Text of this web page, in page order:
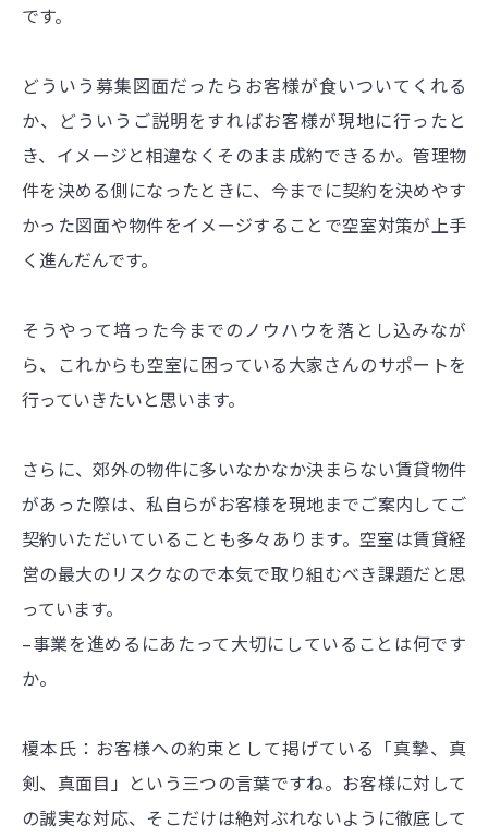
です。
どういう募集図面だったらお客様が食いついてくれる
か、どういうご説明をすればお客様が現地に行ったと
き、イメージと相違なくそのまま成約できるか。管理物
件を決める側になったときに、今までに契約を決めやす
かった図面や物件をイメージすることで空室対策が上手
く進んだんです。
そうやって培った今までのノウハウを落とし込みなが
ら、これからも空室に困っている大家さんのサポートを
行っていきたいと思います。
さらに、郊外の物件に多いなかなか決まらない賃貸物件
があった際は、私自らがお客様を現地までご案内してご
契約いただいていることも多々あります。空室は賃貸経
営の最大のリスクなので本気で取り組むべき課題だと思
っています。
–事業を進めるにあたって大切にしていることは何です
か。
榎本氏：お客様への約束として掲げている「真摯、真
剣、真面目」という三つの言葉ですね。お客様に対して
の誠実な対応、そこだけは絶対ぶれないように徹底して